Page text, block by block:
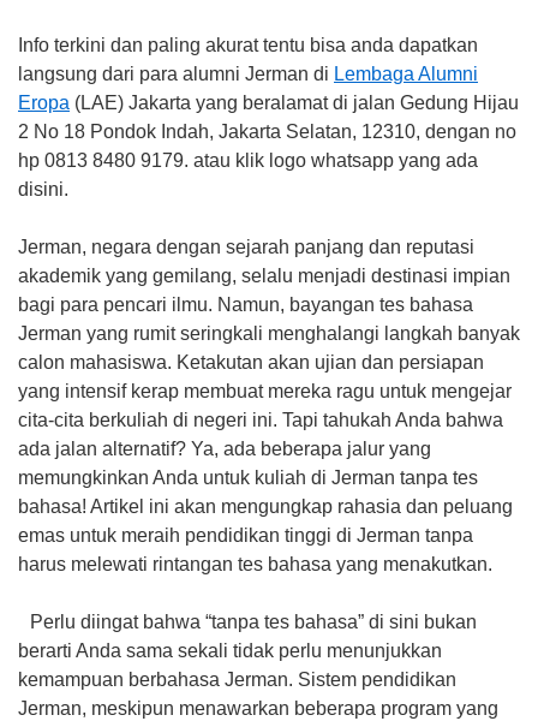
Info terkini dan paling akurat tentu bisa anda dapatkan
langsung dari para alumni Jerman di Lembaga Alumni
Eropa (LAE) Jakarta yang beralamat di jalan Gedung Hijau
2 No 18 Pondok Indah, Jakarta Selatan, 12310, dengan no
hp 0813 8480 9179. atau klik logo whatsapp yang ada
disini.
Jerman, negara dengan sejarah panjang dan reputasi
akademik yang gemilang, selalu menjadi destinasi impian
bagi para pencari ilmu. Namun, bayangan tes bahasa
Jerman yang rumit seringkali menghalangi langkah banyak
calon mahasiswa. Ketakutan akan ujian dan persiapan
yang intensif kerap membuat mereka ragu untuk mengejar
cita-cita berkuliah di negeri ini. Tapi tahukah Anda bahwa
ada jalan alternatif? Ya, ada beberapa jalur yang
memungkinkan Anda untuk kuliah di Jerman tanpa tes
bahasa! Artikel ini akan mengungkap rahasia dan peluang
emas untuk meraih pendidikan tinggi di Jerman tanpa
harus melewati rintangan tes bahasa yang menakutkan.
Perlu diingat bahwa “tanpa tes bahasa” di sini bukan
berarti Anda sama sekali tidak perlu menunjukkan
kemampuan berbahasa Jerman. Sistem pendidikan
Jerman, meskipun menawarkan beberapa program yang